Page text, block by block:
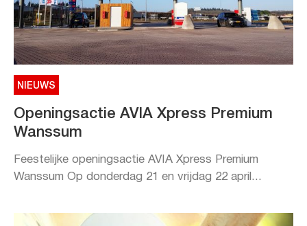
NIEUWS
Openingsactie AVIA Xpress Premium
Wanssum
Feestelijke openingsactie AVIA Xpress Premium
Wanssum Op donderdag 21 en vrijdag 22 april...